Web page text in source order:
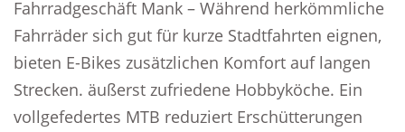
Fahrradgeschäft Mank – Während herkömmliche
Fahrräder sich gut für kurze Stadtfahrten eignen,
bieten E-Bikes zusätzlichen Komfort auf langen
Strecken. äußerst zufriedene Hobbyköche. Ein
vollgefedertes MTB reduziert Erschütterungen